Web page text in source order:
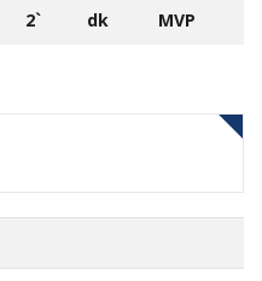
2` dk MVP